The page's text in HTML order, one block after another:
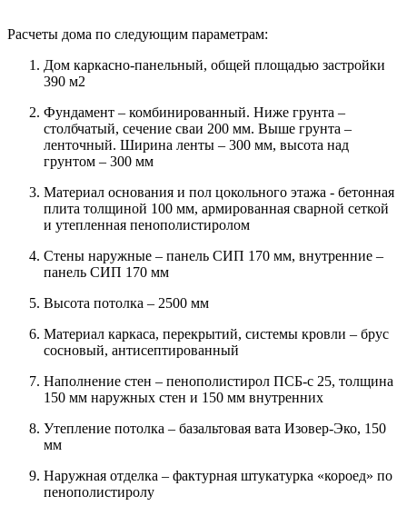
Расчеты дома по следующим параметрам:
Дом каркасно-панельный, общей площадью застройки
390 м2
Фундамент – комбинированный. Ниже грунта –
столбчатый, сечение сваи 200 мм. Выше грунта –
ленточный. Ширина ленты – 300 мм, высота над
грунтом – 300 мм
Материал основания и пол цокольного этажа - бетонная
плита толщиной 100 мм, армированная сварной сеткой
и утепленная пенополистиролом
Стены наружные – панель СИП 170 мм, внутренние –
панель СИП 170 мм
Высота потолка – 2500 мм
Материал каркаса, перекрытий, системы кровли – брус
сосновый, антисептированный
Наполнение стен – пенополистирол ПСБ-с 25, толщина
150 мм наружных стен и 150 мм внутренних
Утепление потолка – базальтовая вата Изовер-Эко, 150
мм
Наружная отделка – фактурная штукатурка «короед» по
пенополистиролу